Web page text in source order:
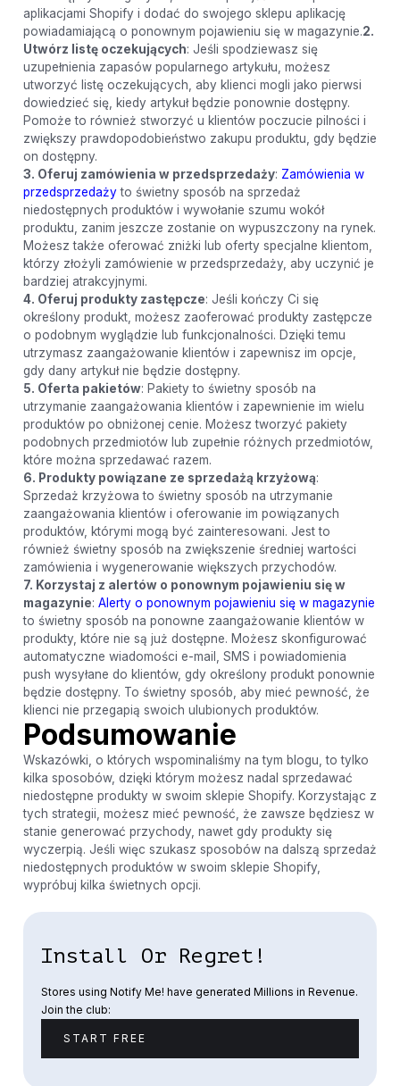
aplikacjami Shopify i dodać do swojego sklepu aplikację
powiadamiającą o ponownym pojawieniu się w magazynie.2.
Utwórz listę oczekujących: Jeśli spodziewasz się
uzupełnienia zapasów popularnego artykułu, możesz
utworzyć listę oczekujących, aby klienci mogli jako pierwsi
dowiedzieć się, kiedy artykuł będzie ponownie dostępny.
Pomoże to również stworzyć u klientów poczucie pilności i
zwiększy prawdopodobieństwo zakupu produktu, gdy będzie
on dostępny.
3. Oferuj zamówienia w przedsprzedaży: Zamówienia w
przedsprzedażyto świetny sposób na sprzedaż
niedostępnych produktów i wywołanie szumu wokół
produktu, zanim jeszcze zostanie on wypuszczony na rynek.
Możesz także oferować zniżki lub oferty specjalne klientom,
którzy złożyli zamówienie w przedsprzedaży, aby uczynić je
bardziej atrakcyjnymi.
4. Oferuj produkty zastępcze: Jeśli kończy Ci się
określony produkt, możesz zaoferować produkty zastępcze
o podobnym wyglądzie lub funkcjonalności. Dzięki temu
utrzymasz zaangażowanie klientów i zapewnisz im opcje,
gdy dany artykuł nie będzie dostępny.
5. Oferta pakietów: Pakiety to świetny sposób na
utrzymanie zaangażowania klientów i zapewnienie im wielu
produktów po obniżonej cenie. Możesz tworzyć pakiety
podobnych przedmiotów lub zupełnie różnych przedmiotów,
które można sprzedawać razem.
6. Produkty powiązane ze sprzedażą krzyżową:
Sprzedaż krzyżowa to świetny sposób na utrzymanie
zaangażowania klientów i oferowanie im powiązanych
produktów, którymi mogą być zainteresowani. Jest to
również świetny sposób na zwiększenie średniej wartości
zamówienia i wygenerowanie większych przychodów.
7. Korzystaj z alertów o ponownym pojawieniu się w
magazynie: Alerty o ponownym pojawieniu się w magazynie
to świetny sposób na ponowne zaangażowanie klientów w
produkty, które nie są już dostępne. Możesz skonfigurować
automatyczne wiadomości e-mail, SMS i powiadomienia
push wysyłane do klientów, gdy określony produkt ponownie
będzie dostępny. To świetny sposób, aby mieć pewność, że
klienci nie przegapią swoich ulubionych produktów.
Podsumowanie
Wskazówki, o których wspominaliśmy na tym blogu, to tylko
kilka sposobów, dzięki którym możesz nadal sprzedawać
niedostępne produkty w swoim sklepie Shopify. Korzystając z
tych strategii, możesz mieć pewność, że zawsze będziesz w
stanie generować przychody, nawet gdy produkty się
wyczerpią. Jeśli więc szukasz sposobów na dalszą sprzedaż
niedostępnych produktów w swoim sklepie Shopify,
wypróbuj kilka świetnych opcji.
Install Or Regret!
Stores using Notify Me! have generated Millions in Revenue.
Join the club:
START FREE